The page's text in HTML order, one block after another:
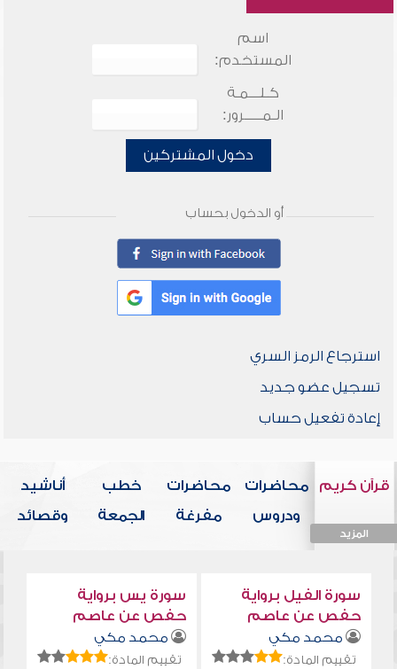
اسم
المستخدم:
كـلـــمـة
الـمـــــرور:
دخول المشتركين
أو الدخول بحساب
استرجاع الرمز السري
تسجيل عضو جديد
إعادة تفعيل حساب
قرآن كريم
المزيد
محاضرات
ودروس
محاضرات
مفرغة
خطب
الجمعة
أناشيد
وقصائد
سورة الفيل برواية
حفص عن عاصم
محمد مكي
تقييم المادة:
سورة يس برواية
حفص عن عاصم
محمد مكي
تقييم المادة: